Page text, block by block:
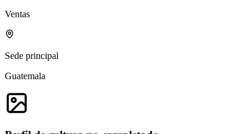
Ventas
Sede principal
Guatemala